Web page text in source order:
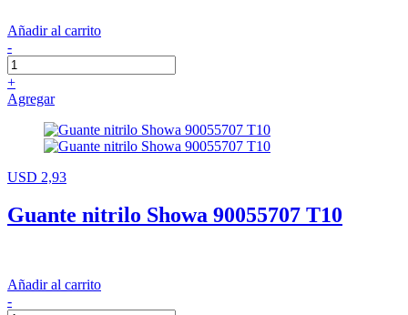
Añadir al carrito
-
+
Agregar
USD 2,93
Guante nitrilo Showa 90055707 T10
Añadir al carrito
-